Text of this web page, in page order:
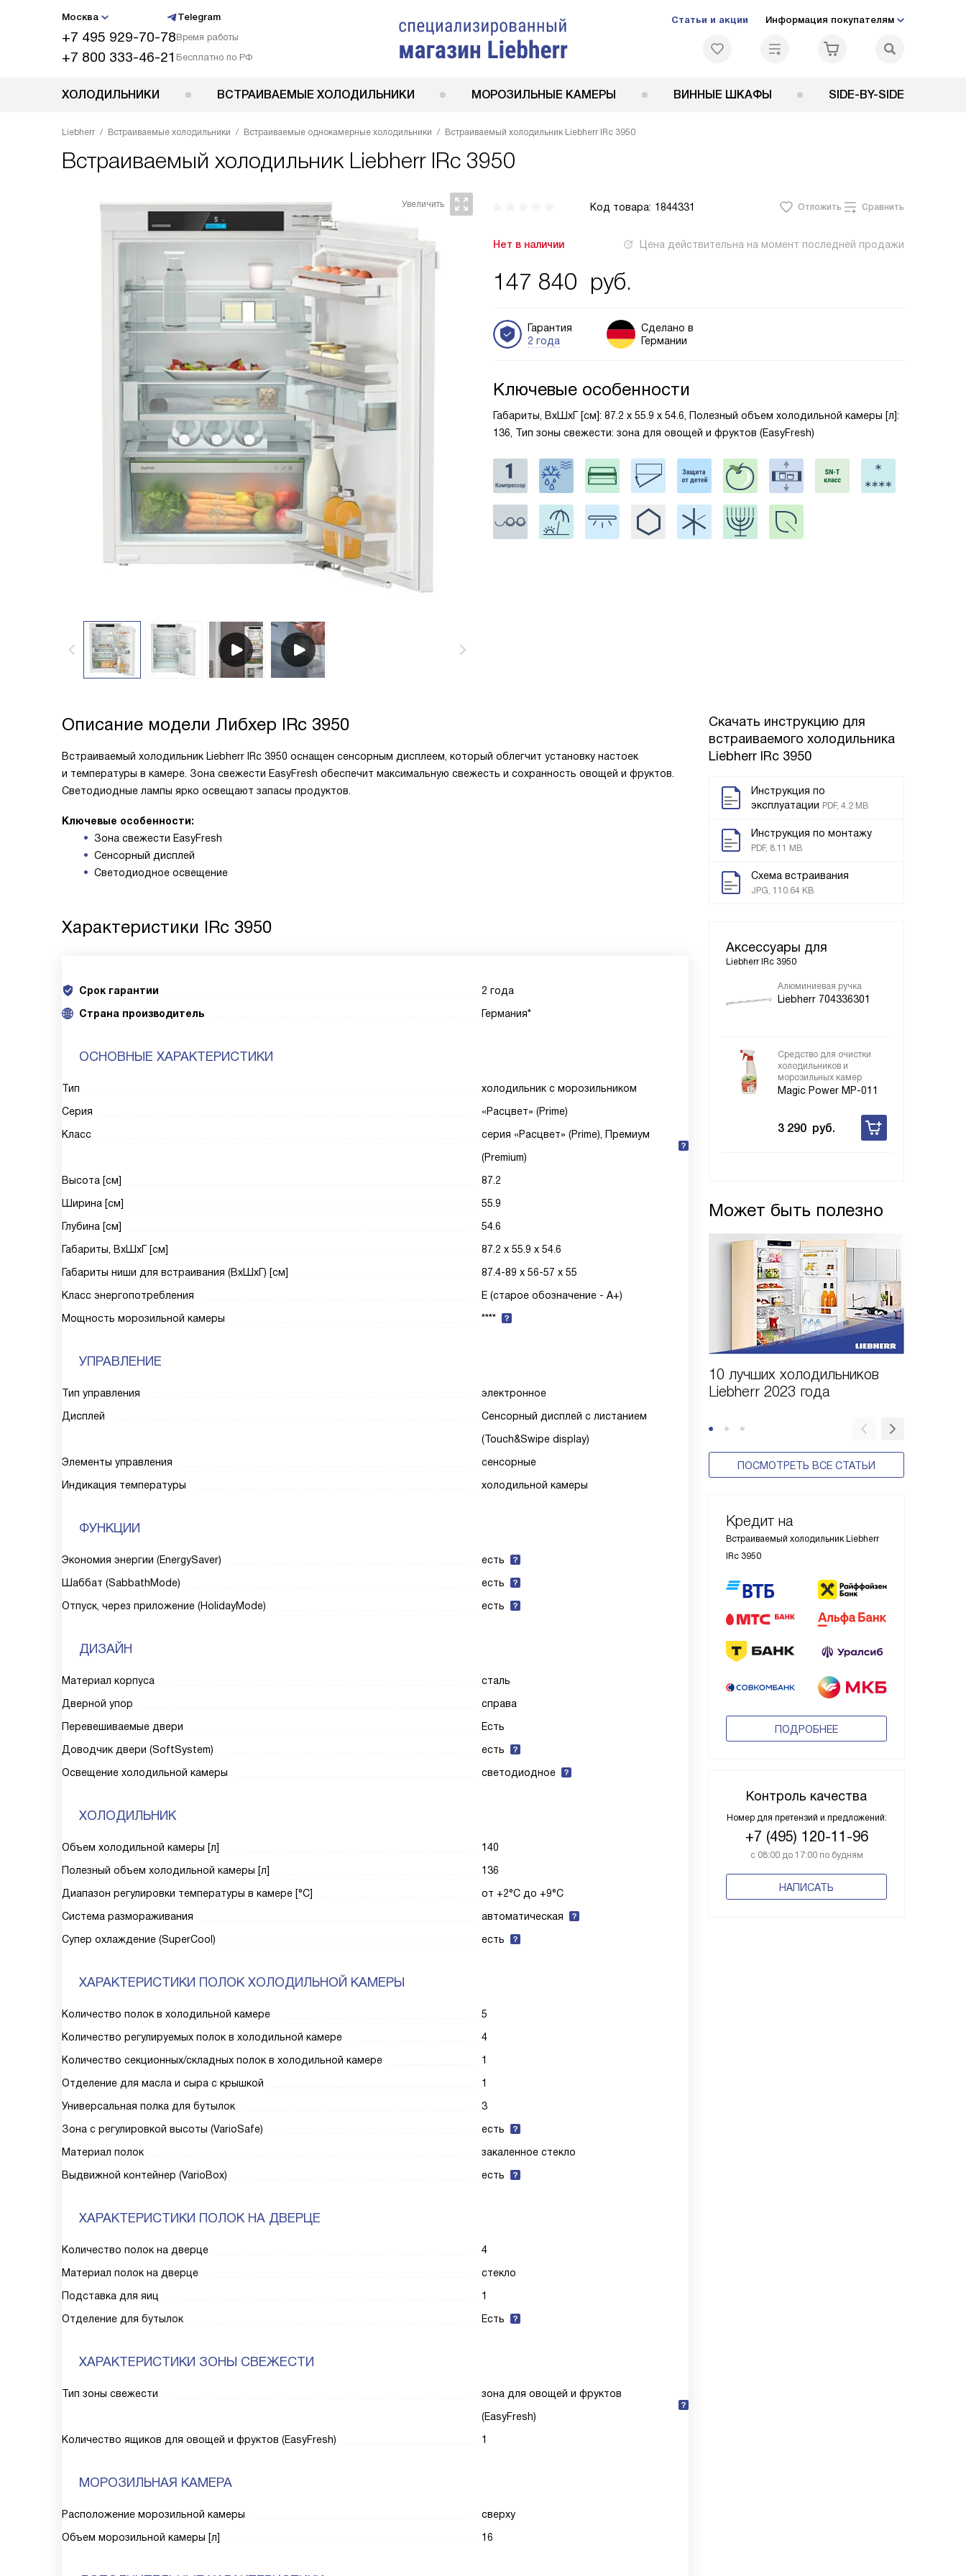
Москва Telegram
+7 495 929-70-78Время работы
+7 800 333-46-21 Бесплатно по РФ
Статьи и акции Информация покупателям
ХОЛОДИЛЬНИКИ ВСТРАИВАЕМЫЕ ХОЛОДИЛЬНИКИ МОРОЗИЛЬНЫЕ КАМЕРЫ ВИННЫЕ ШКАФЫ SIDE-BY-SIDE
Liebherr Встраиваемые холодильники Встраиваемые однокамерные холодильники Встраиваемый холодильник Liebherr IRc 3950
Встраиваемый холодильник Liebherr IRc 3950
Код товара: 1844331 Отложить Сравнить
Нет в наличии Цена действительна на момент последней продажи
147 840 руб.
Гарантия
2 года
Сделано в
Германии
Ключевые особенности
Габариты, ВxШxГ [см]: 87.2 х 55.9 х 54.6, Полезный объем холодильной камеры [л]:
136, Тип зоны свежести: зона для овощей и фруктов (EasyFresh)
Скачать инструкцию для
встраиваемого холодильника
Liebherr IRc 3950
Инструкция по
эксплуатации PDF, 4.2 MB
Инструкция по монтажу
PDF, 8.11 MB
Схема встраивания
JPG, 110.64 KB
Аксессуары для
Liebherr IRc 3950
Алюминиевая ручка
Liebherr 704336301
Средство для очистки
холодильников и
морозильных камер
Magic Power MP-011
3 290 руб.
Может быть полезно
10 лучших холодильников
Liebherr 2023 года
ПОСМОТРЕТЬ ВСЕ СТАТЬИ
Кредит на
Встраиваемый холодильник Liebherr
IRc 3950
ПОДРОБНЕЕ
Контроль качества
Номер для претензий и предложений:
+7 (495) 120-11-96
с 08:00 до 17:00 по будням
НАПИСАТЬ
Описание модели Либхер IRc 3950
Встраиваемый холодильник Liebherr IRc 3950 оснащен сенсорным дисплеем, который облегчит установку настоек
и температуры в камере. Зона свежести EasyFresh обеспечит максимальную свежесть и сохранность овощей и фруктов.
Светодиодные лампы ярко освещают запасы продуктов.
Ключевые особенности:
Зона свежести EasyFresh
Сенсорный дисплей
Светодиодное освещение
Характеристики IRc 3950
Срок гарантии
2 года
Cтрана производитель
Германия*
ОСНОВНЫЕ ХАРАКТЕРИСТИКИ
Тип
холодильник с морозильником
Серия
«Расцвет» (Prime)
Класс
cерия «Расцвет» (Prime), Премиум
(Premium)
Высота [см]
87.2
Ширина [см]
55.9
Глубина [см]
54.6
Габариты, ВxШxГ [см]
87.2 х 55.9 х 54.6
Габариты ниши для встраивания (ВxШxГ) [см]
87.4-89 х 56-57 х 55
Класс энергопотребления
E (старое обозначение - A+)
Мощность морозильной камеры
****
УПРАВЛЕНИЕ
Тип управления
электронное
Дисплей
Сенсорный дисплей с листанием
(Touch&Swipe display)
Элементы управления
сенсорные
Индикация температуры
холодильной камеры
ФУНКЦИИ
Экономия энергии (EnergySaver)
есть
Шаббат (SabbathMode)
есть
Отпуск, через приложение (HolidayMode)
есть
ДИЗАЙН
Материал корпуса
сталь
Дверной упор
справа
Перевешиваемые двери
Есть
Доводчик двери (SoftSystem)
есть
Освещение холодильной камеры
светодиодное
ХОЛОДИЛЬНИК
Объем холодильной камеры [л]
140
Полезный объем холодильной камеры [л]
136
Диапазон регулировки температуры в камере [°C]
от +2°C до +9°C
Система размораживания
автоматическая
Супер охлаждение (SuperCool)
есть
ХАРАКТЕРИСТИКИ ПОЛОК ХОЛОДИЛЬНОЙ КАМЕРЫ
Количество полок в холодильной камере
5
Количество регулируемых полок в холодильной камере
4
Количество секционных/складных полок в холодильной камере
1
Отделение для масла и сыра с крышкой
1
Универсальная полка для бутылок
3
Зона с регулировкой высоты (VarioSafe)
есть
Материал полок
закаленное стекло
Выдвижной контейнер (VarioBox)
есть
ХАРАКТЕРИСТИКИ ПОЛОК НА ДВЕРЦЕ
Количество полок на дверце
4
Материал полок на дверце
стекло
Подставка для яиц
1
Отделение для бутылок
Есть
ХАРАКТЕРИСТИКИ ЗОНЫ СВЕЖЕСТИ
Тип зоны свежести
зона для овощей и фруктов
(EasyFresh)
Количество ящиков для овощей и фруктов (EasyFresh)
1
МОРОЗИЛЬНАЯ КАМЕРА
Расположение морозильной камеры
сверху
Объем морозильной камеры [л]
16